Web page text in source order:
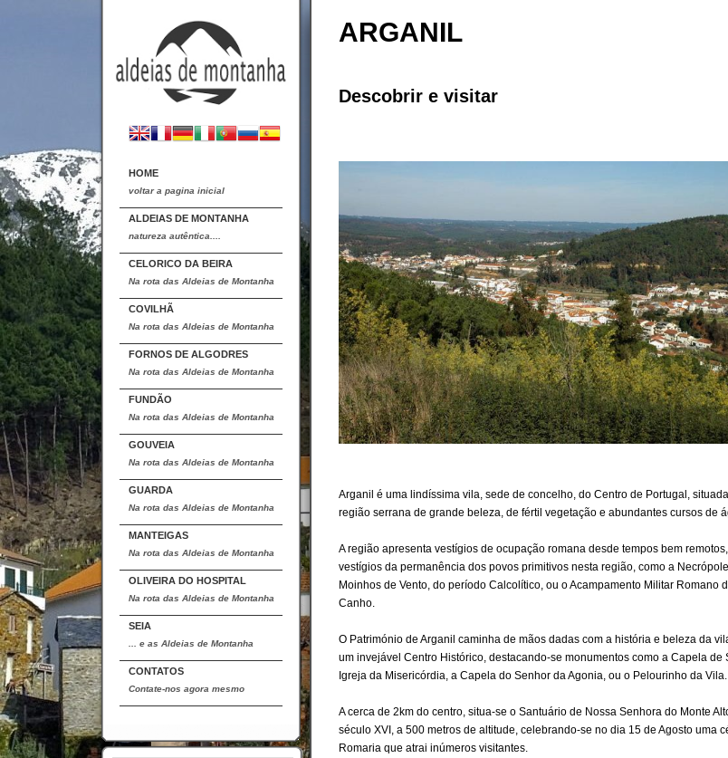
HOME
voltar a pagina inicial
ALDEIAS DE MONTANHA
natureza autêntica....
CELORICO DA BEIRA
Na rota das Aldeias de Montanha
COVILHÃ
Na rota das Aldeias de Montanha
FORNOS DE ALGODRES
Na rota das Aldeias de Montanha
FUNDÃO
Na rota das Aldeias de Montanha
GOUVEIA
Na rota das Aldeias de Montanha
GUARDA
Na rota das Aldeias de Montanha
MANTEIGAS
Na rota das Aldeias de Montanha
OLIVEIRA DO HOSPITAL
Na rota das Aldeias de Montanha
SEIA
... e as Aldeias de Montanha
CONTATOS
Contate-nos agora mesmo
ARGANIL
Descobrir e visitar
Arganil é uma lindíssima vila, sede de concelho, do Centro de Portugal,
região serrana de grande beleza, de fértil vegetação e abundantes cursos de
A região apresenta vestígios de ocupação romana desde tempos bem
vestígios da permanência dos povos primitivos nesta região, como a
Moinhos de Vento, do período Calcolítico, ou o Acampamento Militar Romano
Canho.
O Património de Arganil caminha de mãos dadas com a história e beleza da
um invejável Centro Histórico, destacando-se monumentos como a Capela de
Igreja da Misericórdia, a Capela do Senhor da Agonia, ou o Pelourinho da Vila.
A cerca de 2km do centro, situa-se o Santuário de Nossa Senhora do Monte
século XVI, a 500 metros de altitude, celebrando-se no dia 15 de Agosto uma
Romaria que atrai inúmeros visitantes.